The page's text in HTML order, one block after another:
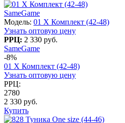
SameGame
Модель: 01 X Комплект (42-48)
Узнать оптовую цену
РРЦ: 2 330 руб.
SameGame
-8%
01 X Комплект (42-48)
Узнать оптовую цену
РРЦ:
2780
2 330 руб.
Купить